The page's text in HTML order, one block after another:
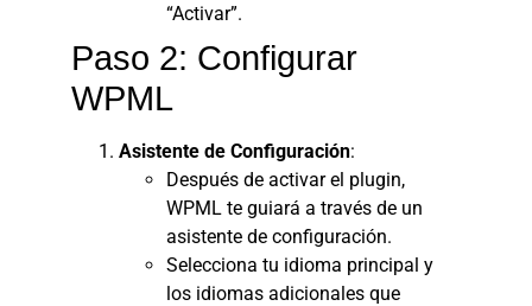
“Activar”.
Paso 2: Configurar
WPML
Asistente de Configuración:
Después de activar el plugin,
WPML te guiará a través de un
asistente de configuración.
Selecciona tu idioma principal y
los idiomas adicionales que